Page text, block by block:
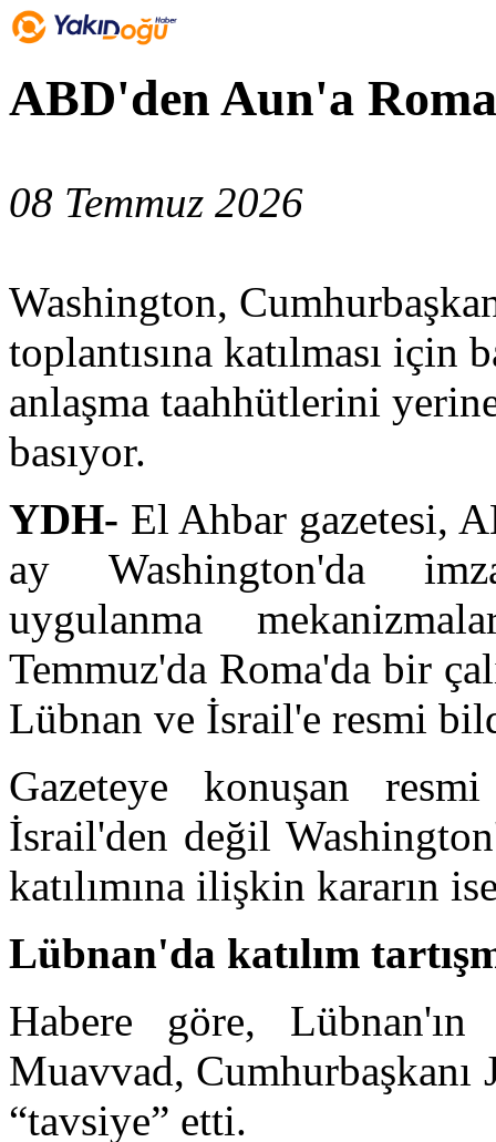
ABD'den Aun'a Roma
08 Temmuz 2026
Washington,
toplantısına katılması
anlaşma taahhütlerini
basıyor.
YDH- El Ahbar gazetesi,
ay Washington'da
uygulanma
Temmuz'da Roma'da bir
Lübnan ve İsrail'e resmi
Gazeteye konuşan
İsrail'den değil
katılımına ilişkin kararın
Lübnan'da katılım
Habere göre,
Muavvad, Cumhurbaşkanı
“tavsiye” etti.